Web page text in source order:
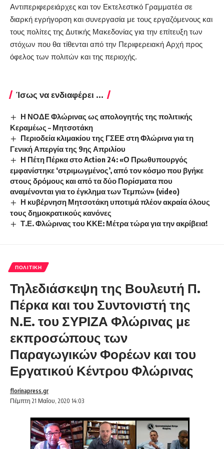
Αντιπεριφερειάρχες και τον Εκτελεστικό Γραμματέα σε
διαρκή εγρήγορση και συνεργασία με τους εργαζόμενους και
τους πολίτες της Δυτικής Μακεδονίας για την επίτευξη των
στόχων που θα τίθενται από την Περιφερειακή Αρχή προς
όφελος των πολιτών και της περιοχής.
Ίσως να ενδιαφέρει ...
Η ΝΟΔΕ Φλώρινας ως απολογητής της πολιτικής
Κεραμέως – Μητσοτάκη
Περιοδεία κλιμακίου της ΓΣΕΕ στη Φλώρινα για τη
Γενική Απεργία της 9ης Απριλίου
Η Πέτη Πέρκα στο Action 24: «Ο Πρωθυπουργός
εμφανίστηκε ‘στριμωγμένος’, από τον κόσμο που βγήκε
στους δρόμους και από τα δύο Πορίσματα που
αναμένονται για το έγκλημα των Τεμπών» (video)
Η κυβέρνηση Μητσοτάκη υποτιμά πλέον ακραία όλους
τους δημοκρατικούς κανόνες
Τ.Ε. Φλώρινας του ΚΚΕ: Μέτρα τώρα για την ακρίβεια!
ΠΟΛΙΤΙΚΉ
Τηλεδιάσκεψη της Βουλευτή Π.
Πέρκα και του Συντονιστή της
Ν.Ε. του ΣΥΡΙΖΑ Φλώρινας με
εκπροσώπους των
Παραγωγικών Φορέων και του
Εργατικού Κέντρου Φλώρινας
Πέμπτη 21 Μαΐου, 2020 14:03
florinapress.gr